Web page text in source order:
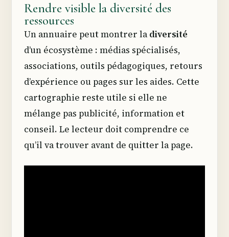
Rendre visible la diversité des
ressources
Un annuaire peut montrer ladiversité
d’un écosystème : médias spécialisés,
associations, outils pédagogiques, retours
d’expérience ou pages sur les aides. Cette
cartographie reste utile si elle ne
mélange pas publicité, information et
conseil. Le lecteur doit comprendre ce
qu’il va trouver avant de quitter la page.